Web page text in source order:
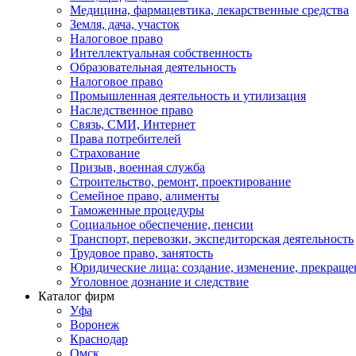
Медицина, фармацевтика, лекарственные средства
Земля, дача, участок
Налоговое право
Интеллектуальная собственность
Образовательная деятельность
Налоговое право
Промышленная деятельность и утилизация
Наследственное право
Связь, СМИ, Интернет
Права потребителей
Страхование
Призыв, военная служба
Строительство, ремонт, проектирование
Семейное право, алименты
Таможенные процедуры
Социальное обеспечение, пенсии
Транспорт, перевозки, экспедиторская деятельность
Трудовое право, занятость
Юридические лица: создание, изменение,
Уголовное дознание и следствие
Каталог фирм
Уфа
Воронеж
Краснодар
Омск